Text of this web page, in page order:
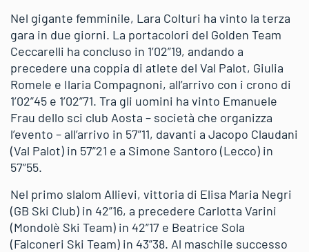
Nel gigante femminile, Lara Colturi ha vinto la terza
gara in due giorni. La portacolori del Golden Team
Ceccarelli ha concluso in 1’02”19, andando a
precedere una coppia di atlete del Val Palot, Giulia
Romele e Ilaria Compagnoni, all’arrivo con i crono di
1’02”45 e 1’02”71. Tra gli uomini ha vinto Emanuele
Frau dello sci club Aosta – società che organizza
l’evento – all’arrivo in 57”11, davanti a Jacopo Claudani
(Val Palot) in 57”21 e a Simone Santoro (Lecco) in
57”55.
Nel primo slalom Allievi, vittoria di Elisa Maria Negri
(GB Ski Club) in 42”16, a precedere Carlotta Varini
(Mondolè Ski Team) in 42”17 e Beatrice Sola
(Falconeri Ski Team) in 43”38. Al maschile successo